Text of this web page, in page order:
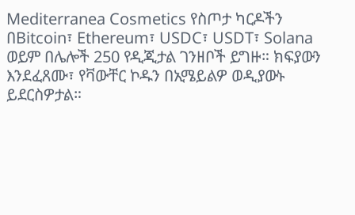
Mediterranea Cosmetics የስጦታ ካርዶችን
በBitcoin፣ Ethereum፣ USDC፣ USDT፣ Solana
ወይም በሌሎች 250 የዲጂታል ገንዘቦች ይግዙ። ክፍያውን
እንደፈጸሙ፣ የቫውቸር ኮዱን በኢሜይልዎ ወዲያውኑ
ይደርስዎታል።